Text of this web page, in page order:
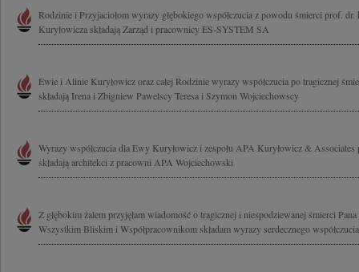
Rodzinie i Przyjaciołom wyrazy głębokiego współczucia z powodu śmierci prof. dr.
Kuryłowicza składają Zarząd i pracownicy ES-SYSTEM SA
Ewie i Alinie Kuryłowicz oraz całej Rodzinie wyrazy współczucia po tragicznej
składają Irena i Zbigniew Pawelscy Teresa i Szymon Wojciechowscy
Wyrazy współczucia dla Ewy Kuryłowicz i zespołu APA Kuryłowicz & Associates
składają architekci z pracowni APA Wojciechowski
Z głębokim żalem przyjęłam wiadomość o tragicznej i niespodziewanej śmierci
Wszystkim Bliskim i Współpracownikom składam wyrazy serdecznego